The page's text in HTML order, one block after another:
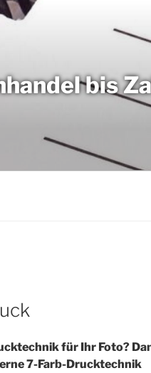
bis
für Ihr Foto?
7-Farb-Drucktechnik